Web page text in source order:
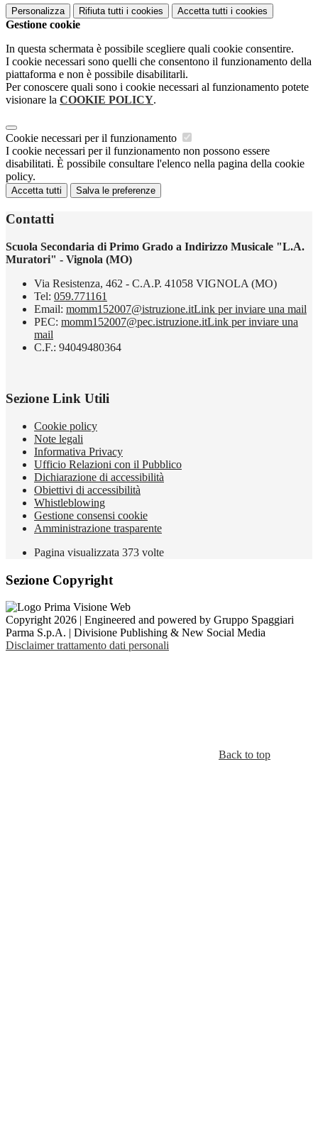
Personalizza Rifiuta tutti i cookies Accetta tutti i cookies
Gestione cookie
In questa schermata è possibile scegliere quali cookie consentire.
I cookie necessari sono quelli che consentono il funzionamento della
piattaforma e non è possibile disabilitarli.
Per conoscere quali sono i cookie necessari al funzionamento potete
visionare la COOKIE POLICY.
Cookie necessari per il funzionamento
I cookie necessari per il funzionamento non possono essere
disabilitati. È possibile consultare l'elenco nella pagina della cookie
policy.
Accetta tutti Salva le preferenze
Contatti
Scuola Secondaria di Primo Grado a Indirizzo Musicale "L.A.
Muratori" - Vignola (MO)
Via Resistenza, 462 - C.A.P. 41058 VIGNOLA (MO)
Tel: 059.771161
Email: momm152007@istruzione.itLink per inviare una mail
PEC: momm152007@pec.istruzione.itLink per inviare una
mail
C.F.: 94049480364
Sezione Link Utili
Cookie policy
Note legali
Informativa Privacy
Ufficio Relazioni con il Pubblico
Dichiarazione di accessibilità
Obiettivi di accessibilità
Whistleblowing
Gestione consensi cookie
Amministrazione trasparente
Pagina visualizzata 373 volte
Sezione Copyright
Copyright 2026 | Engineered and powered by Gruppo Spaggiari
Parma S.p.A. | Divisione Publishing & New Social Media
Disclaimer trattamento dati personali
Back to top